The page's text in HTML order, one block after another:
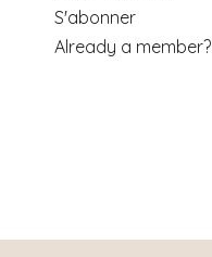
S'abonner
Already a member?